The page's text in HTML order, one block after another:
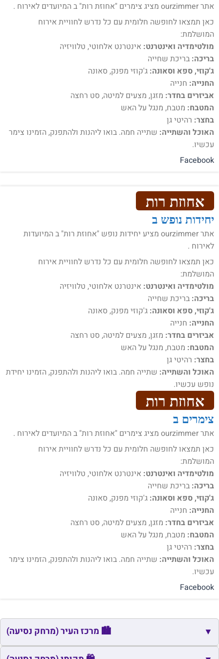
אתר ourzimmer מציג צימרים "אחוזת רות" ב המיועדים לאירוח .
כאן תמצאו לחופשה חלומית עם כל נדרש לחוויית אירוח
המושלמת:
מולטימדיה ואינטרנט: אינטרנט אלחוטי, טלוויזיה
בריכה: בריכת שחייה
ג'קוזי, ספא וסאונה: ג'קוזי מפנק, סאונה
החנייה: חנייה
אביזרים בחדר: מזגן, מצעים למיטה, סט רחצה
המטבח: מטבח, מנגל על האש
בחצר: רהיטי גן
האוכל והשתייה: שתייה חמה. בואו ליהנות ולהתפנק, הזמינו צימר
עכשיו.
Facebook
אחוזת רות
יחידות נופש ב
אתר ourzimmer מציע יחידות נופש "אחוזת רות" ב המיועדות
לאירוח .
כאן תמצאו לחופשה חלומית עם כל נדרש לחוויית אירוח
המושלמת:
מולטימדיה ואינטרנט: אינטרנט אלחוטי, טלוויזיה
בריכה: בריכת שחייה
ג'קוזי, ספא וסאונה: ג'קוזי מפנק, סאונה
החנייה: חנייה
אביזרים בחדר: מזגן, מצעים למיטה, סט רחצה
המטבח: מטבח, מנגל על האש
בחצר: רהיטי גן
האוכל והשתייה: שתייה חמה. בואו ליהנות ולהתפנק, הזמינו יחידת
נופש עכשיו.
אחוזת רות
צימרים ב
אתר ourzimmer מציג צימרים "אחוזת רות" ב המיועדים לאירוח .
כאן תמצאו לחופשה חלומית עם כל נדרש לחוויית אירוח
המושלמת:
מולטימדיה ואינטרנט: אינטרנט אלחוטי, טלוויזיה
בריכה: בריכת שחייה
ג'קוזי, ספא וסאונה: ג'קוזי מפנק, סאונה
החנייה: חנייה
אביזרים בחדר: מזגן, מצעים למיטה, סט רחצה
המטבח: מטבח, מנגל על האש
בחצר: רהיטי גן
האוכל והשתייה: שתייה חמה. בואו ליהנות ולהתפנק, הזמינו צימר
עכשיו.
Facebook
▼
🏙️ מרכז העיר (מרחק נסיעה)